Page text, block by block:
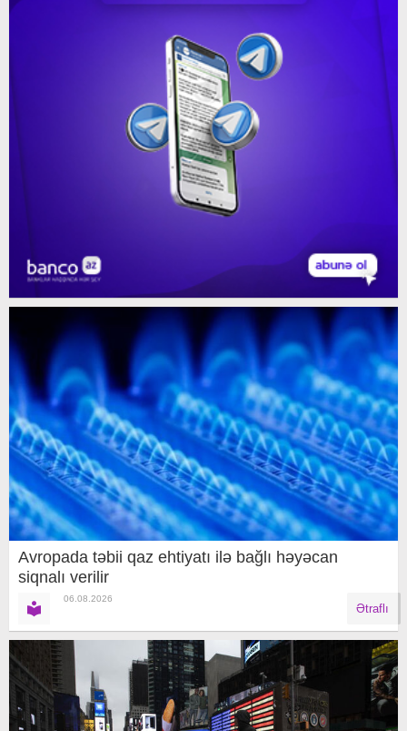
Avropada təbii qaz ehtiyatı ilə bağlı həyəcan
siqnalı verilir
06.08.2026
Ətraflı